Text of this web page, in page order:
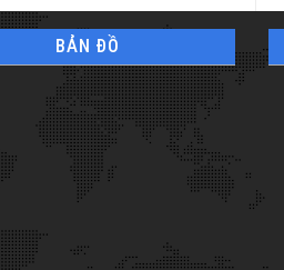
BẢN ĐỒ